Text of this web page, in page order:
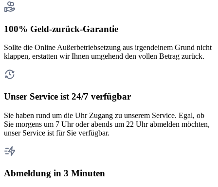
100% Geld-zurück-Garantie
Sollte die Online Außerbetriebsetzung aus irgendeinem Grund nicht
klappen, erstatten wir Ihnen umgehend den vollen Betrag zurück.
Unser Service ist 24/7 verfügbar
Sie haben rund um die Uhr Zugang zu unserem Service. Egal, ob
Sie morgens um 7 Uhr oder abends um 22 Uhr abmelden möchten,
unser Service ist für Sie verfügbar.
Abmeldung in 3 Minuten